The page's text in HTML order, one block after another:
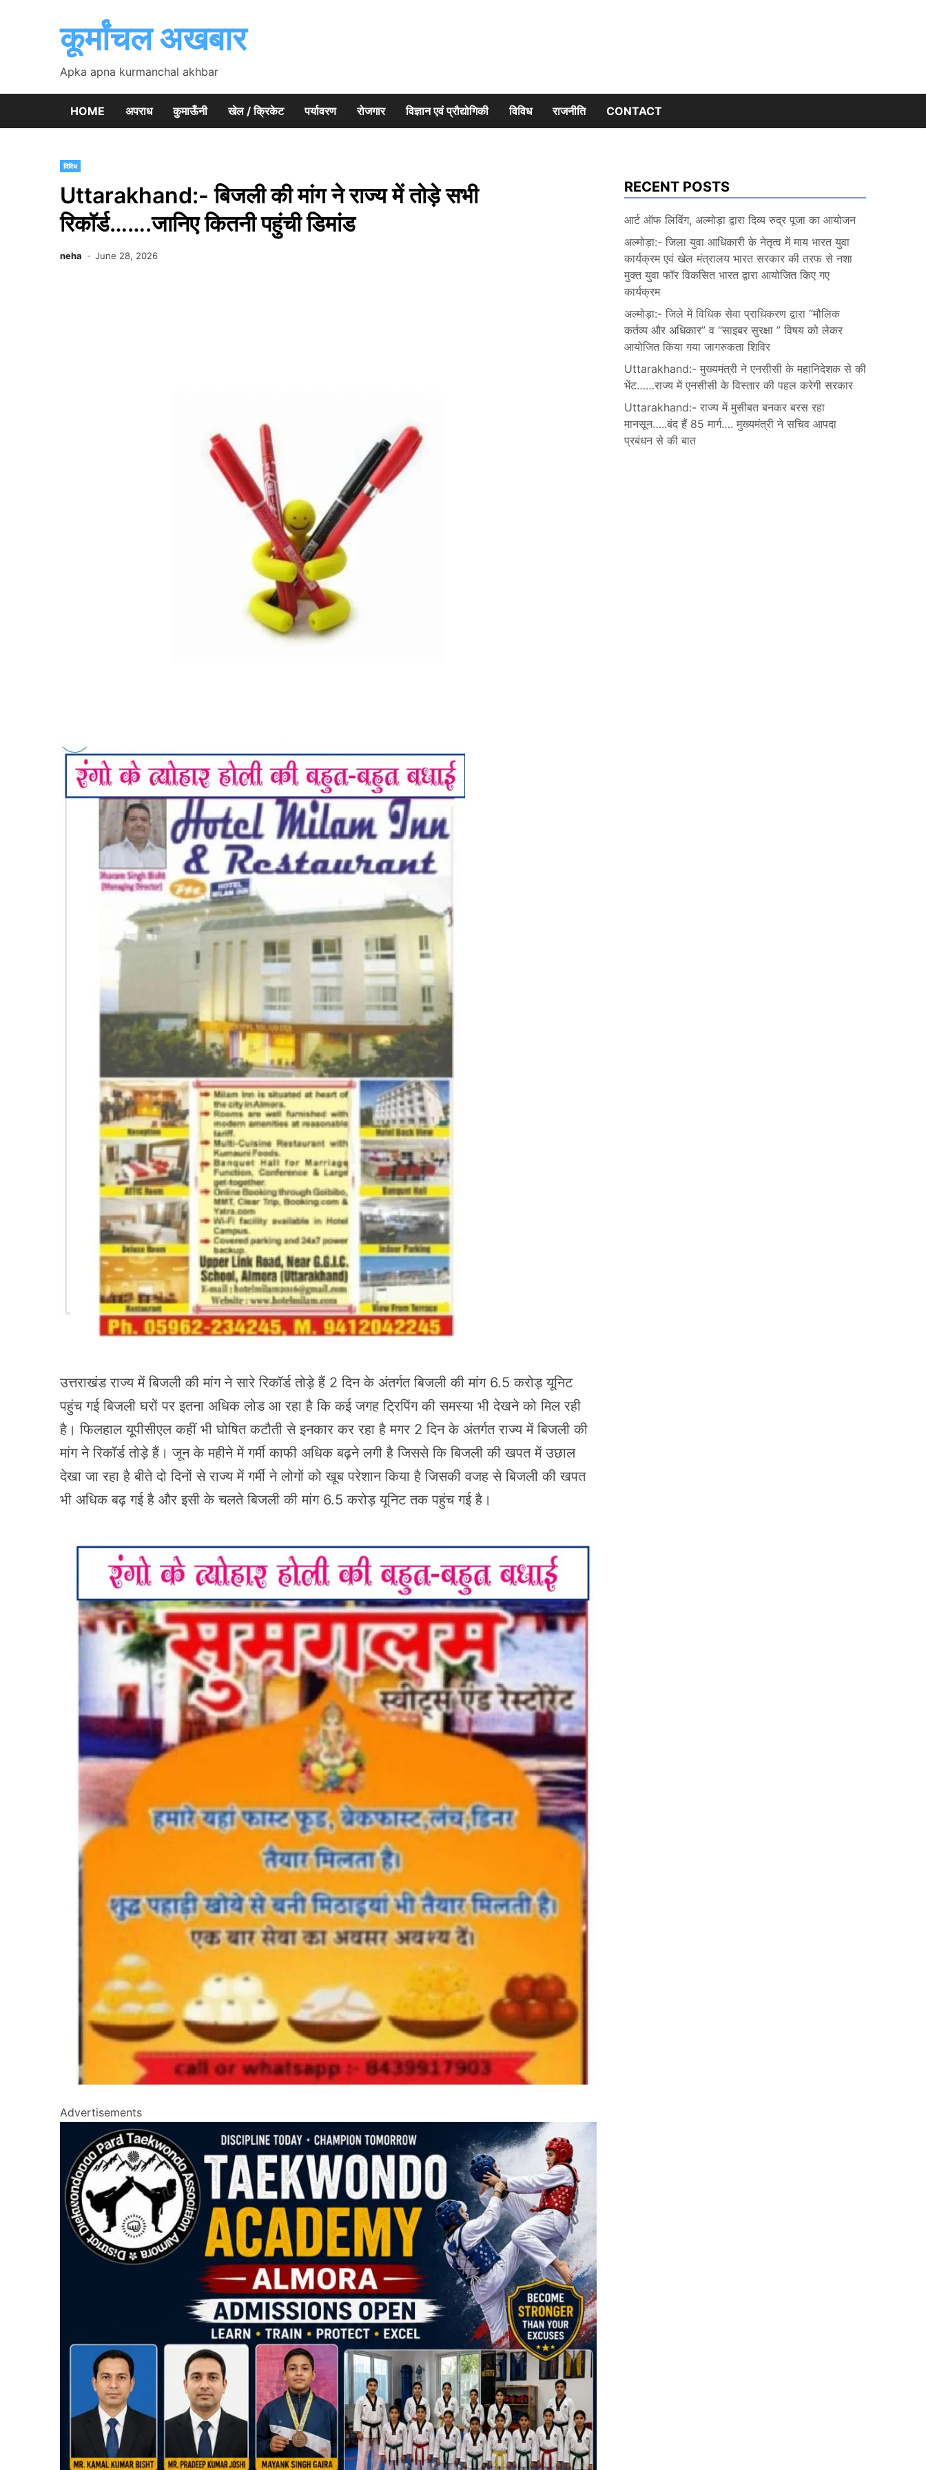
कूर्मांचल अखबार
Apka apna kurmanchal akhbar
HOME अपराध कुमाऊँनी खेल / क्रिकेट पर्यावरण रोजगार विज्ञान एवं प्रौद्योगिकी विविध राजनीति CONTACT
विविध
Uttarakhand:- बिजली की मांग ने राज्य में तोड़े सभी
रिकॉर्ड…….जानिए कितनी पहुंची डिमांड
neha June 28, 2026
उत्तराखंड राज्य में बिजली की मांग ने सारे रिकॉर्ड तोड़े हैं 2 दिन के अंतर्गत बिजली की मांग 6.5 करोड़ यूनिट
पहुंच गई बिजली घरों पर इतना अधिक लोड आ रहा है कि कई जगह ट्रिपिंग की समस्या भी देखने को मिल रही
है। फिलहाल यूपीसीएल कहीं भी घोषित कटौती से इनकार कर रहा है मगर 2 दिन के अंतर्गत राज्य में बिजली की
मांग ने रिकॉर्ड तोड़े हैं। जून के महीने में गर्मी काफी अधिक बढ़ने लगी है जिससे कि बिजली की खपत में उछाल
देखा जा रहा है बीते दो दिनों से राज्य में गर्मी ने लोगों को खूब परेशान किया है जिसकी वजह से बिजली की खपत
भी अधिक बढ़ गई है और इसी के चलते बिजली की मांग 6.5 करोड़ यूनिट तक पहुंच गई है।
Advertisements
RECENT POSTS
आर्ट ऑफ लिविंग, अल्मोड़ा द्वारा दिव्य रुद्र पूजा का आयोजन
अल्मोड़ा:- जिला युवा आधिकारी के नेतृत्व में माय भारत युवा
कार्यक्रम एवं खेल मंत्रालय भारत सरकार की तरफ से नशा
मुक्त युवा फॉर विकसित भारत द्वारा आयोजित किए गए
कार्यक्रम
अल्मोड़ा:- जिले में विधिक सेवा प्राधिकरण द्वारा “मौलिक
कर्तव्य और अधिकार” व “साइबर सुरक्षा ” विषय को लेकर
आयोजित किया गया जागरुकता शिविर
Uttarakhand:- मुख्यमंत्री ने एनसीसी के महानिदेशक से की
भेंट……राज्य में एनसीसी के विस्तार की पहल करेगी सरकार
Uttarakhand:- राज्य में मुसीबत बनकर बरस रहा
मानसून…..बंद हैं 85 मार्ग…. मुख्यमंत्री ने सचिव आपदा
प्रबंधन से की बात